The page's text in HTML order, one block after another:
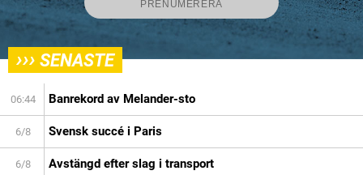
››› SENASTE
06:44 Banrekord av Melander-sto
6/8 Svensk succé i Paris
6/8 Avstängd efter slag i transport